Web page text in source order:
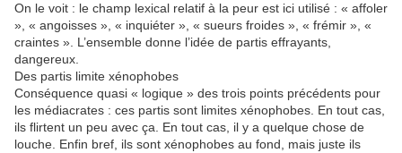
On le voit : le champ lexical relatif à la peur est ici utilisé : « affoler
», « angoisses », « inquiéter », « sueurs froides », « frémir », «
craintes ». L’ensemble donne l’idée de partis effrayants,
dangereux.
Des partis limite xénophobes
Conséquence quasi « logique » des trois points précédents pour
les médiacrates : ces partis sont limites xénophobes. En tout cas,
ils flirtent un peu avec ça. En tout cas, il y a quelque chose de
louche. Enfin bref, ils sont xénophobes au fond, mais juste ils